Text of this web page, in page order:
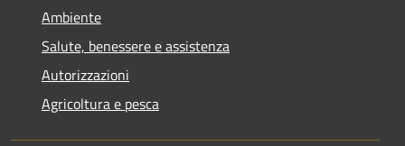
Ambiente
Salute, benessere e assistenza
Autorizzazioni
Agricoltura e pesca